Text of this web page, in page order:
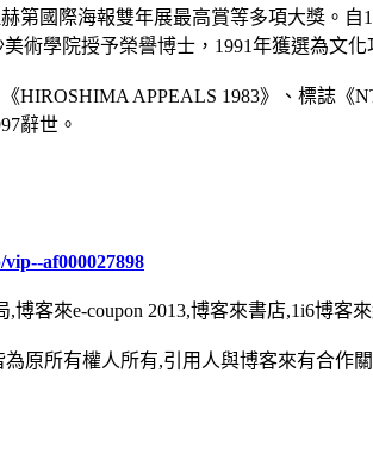
第國際海報雙年展最高賞等多項大獎。自
術學院授予榮譽博士，1991年獲選為文化
HIROSHIMA APPEALS 1983》、標誌
辭世。
af000027898
客來e-coupon 2013,博客來書店,1i6博
原所有權人所有,引用人與博客來有合作關